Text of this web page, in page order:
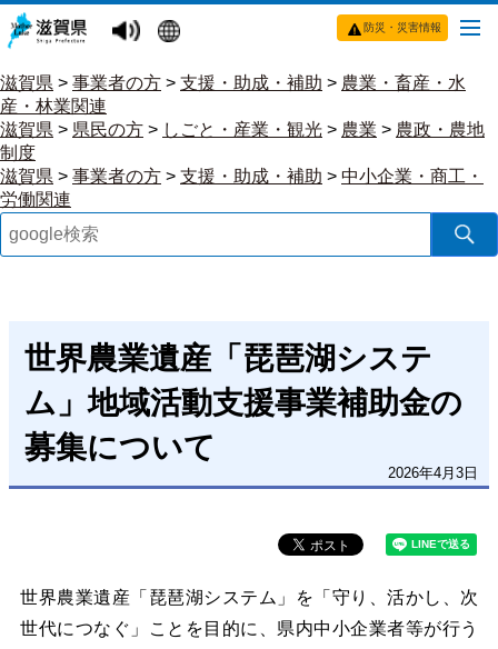
防災・災害情報
滋賀県 > 事業者の方 > 支援・助成・補助 > 農業・畜産・水
産・林業関連
滋賀県 > 県民の方 > しごと・産業・観光 > 農業 > 農政・農地
制度
滋賀県 > 事業者の方 > 支援・助成・補助 > 中小企業・商工・
労働関連
世界農業遺産「琵琶湖システ
ム」地域活動支援事業補助金の
募集について
2026年4月3日
世界農業遺産「琵琶湖システム」を「守り、活かし、次
世代につなぐ」ことを目的に、県内中小企業者等が行う